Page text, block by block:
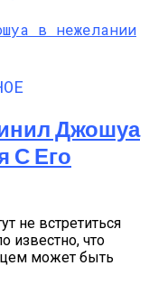
Джошуа
С Его
не встретиться
известно, что
может быть